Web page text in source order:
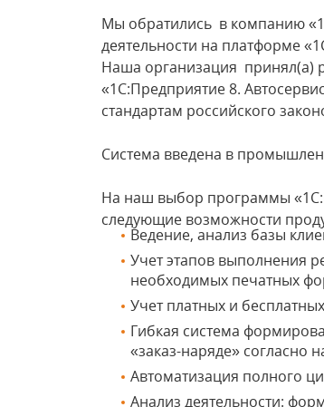
Мы обратились в компанию
деятельности на
Наша организация принял(а)
«1С:Предприятие 8.
стандартам
Система введена в
На наш выбор программы
следующие возможности
Ведение, анализ базы
Учет этапов выполнения
необходимых печатных
Учет платных и
Гибкая система
«заказ-наряде» согласно
Автоматизация полного
Анализ деятельности: